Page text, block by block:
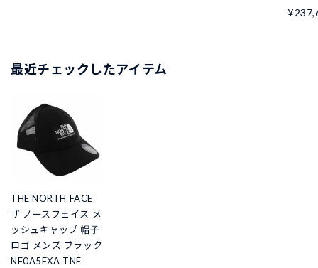
最近チェックしたアイテム
THE NORTH FACE
ザ ノースフェイス メ
ッシュキャップ 帽子
ロゴ メンズ ブラック
NF0A5FXA TNF